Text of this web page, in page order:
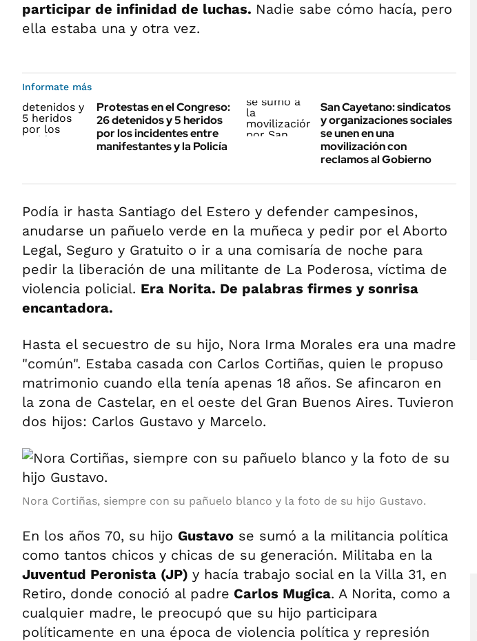
participar de infinidad de luchas. Nadie sabe cómo hacía, pero
ella estaba una y otra vez.
Informate más
Protestas en el Congreso:
26 detenidos y 5 heridos
por los incidentes entre
manifestantes y la Policía
San Cayetano: sindicatos
y organizaciones sociales
se unen en una
movilización con
reclamos al Gobierno
Podía ir hasta Santiago del Estero y defender campesinos,
anudarse un pañuelo verde en la muñeca y pedir por el Aborto
Legal, Seguro y Gratuito o ir a una comisaría de noche para
pedir la liberación de una militante de La Poderosa, víctima de
violencia policial. Era Norita. De palabras firmes y sonrisa
encantadora.
Hasta el secuestro de su hijo, Nora Irma Morales era una madre
"común". Estaba casada con Carlos Cortiñas, quien le propuso
matrimonio cuando ella tenía apenas 18 años. Se afincaron en
la zona de Castelar, en el oeste del Gran Buenos Aires. Tuvieron
dos hijos: Carlos Gustavo y Marcelo.
Nora Cortiñas, siempre con su pañuelo blanco y la foto de su hijo Gustavo.
En los años 70, su hijo Gustavo se sumó a la militancia política
como tantos chicos y chicas de su generación. Militaba en la
Juventud Peronista (JP) y hacía trabajo social en la Villa 31, en
Retiro, donde conoció al padre Carlos Mugica. A Norita, como a
cualquier madre, le preocupó que su hijo participara
políticamente en una época de violencia política y represión